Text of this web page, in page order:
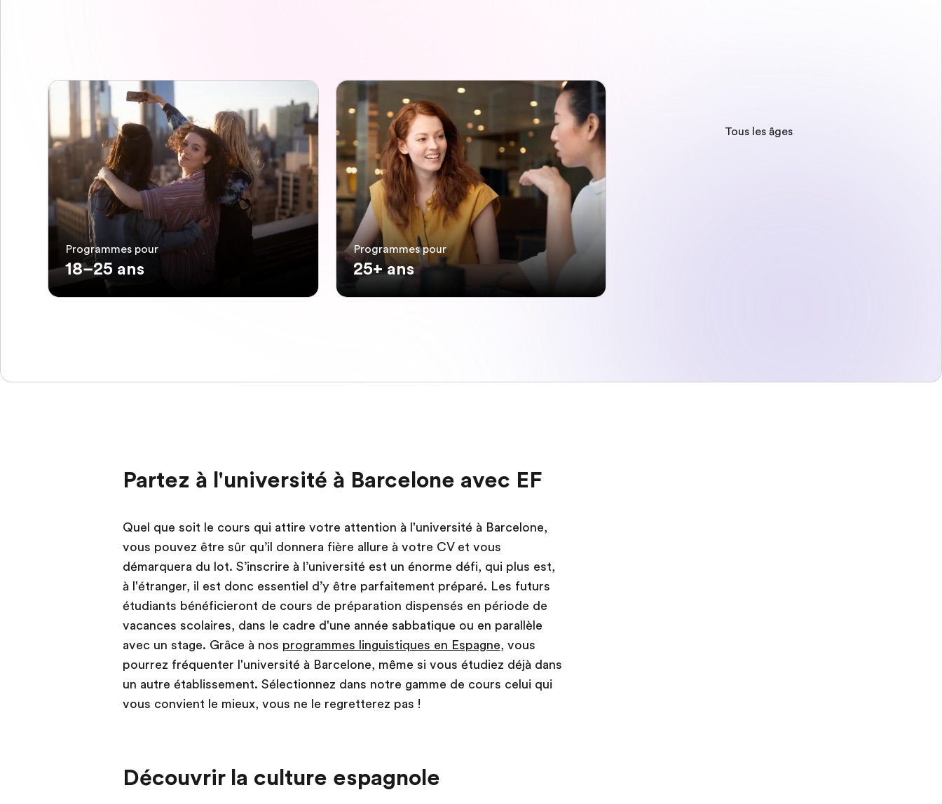
Programmes pour
18–25 ans
Programmes pour
25+ ans
Tous les âges
Partez à l'université à Barcelone avec EF
Quel que soit le cours qui attire votre attention à l'université à Barcelone,
vous pouvez être sûr qu’il donnera fière allure à votre CV et vous
démarquera du lot. S’inscrire à l’université est un énorme défi, qui plus est,
à l'étranger, il est donc essentiel d’y être parfaitement préparé. Les futurs
étudiants bénéficieront de cours de préparation dispensés en période de
vacances scolaires, dans le cadre d'une année sabbatique ou en parallèle
avec un stage. Grâce à nos programmes linguistiques en Espagne, vous
pourrez fréquenter l'université à Barcelone, même si vous étudiez déjà dans
un autre établissement. Sélectionnez dans notre gamme de cours celui qui
vous convient le mieux, vous ne le regretterez pas !
Découvrir la culture espagnole